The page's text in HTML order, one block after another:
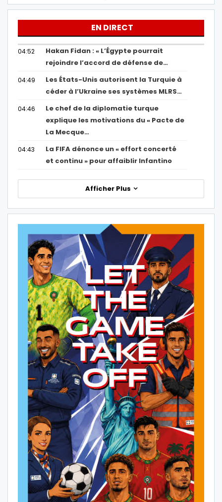
EN DIRECT
04:52
Hakan Fidan : « L’Égypte pourrait
rejoindre l’accord de défense de…
04:49
Les États-Unis autorisent la Turquie à
céder à l’Ukraine ses systèmes MLRS…
04:46
Le chef de la diplomatie turque
explique les motivations du « Pacte de
La Mecque…
04:43
La FIFA dénonce un « effort concerté
et continu » pour affaiblir Infantino
Afficher Plus